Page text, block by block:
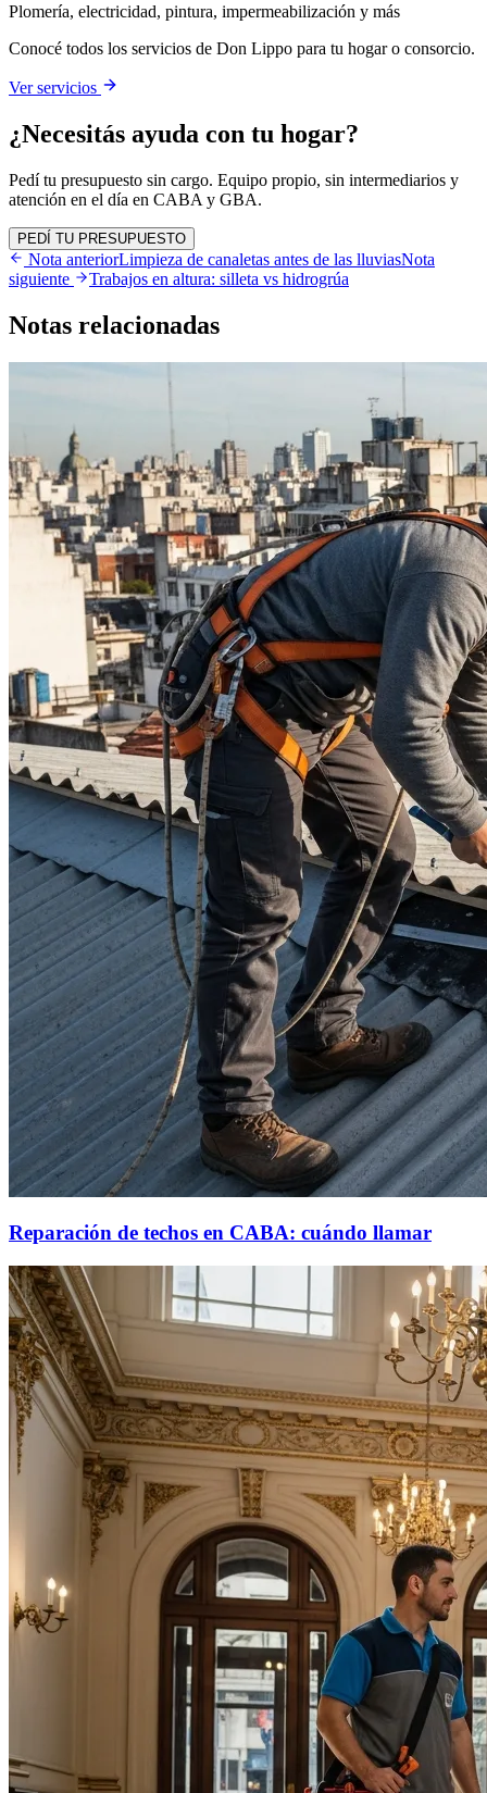
Plomería, electricidad, pintura, impermeabilización y más
Conocé todos los servicios de Don Lippo para tu hogar o consorcio.
Ver servicios
¿Necesitás ayuda con tu hogar?
Pedí tu presupuesto sin cargo. Equipo propio, sin intermediarios y
atención en el día en CABA y GBA.
PEDÍ TU PRESUPUESTO
Nota anteriorLimpieza de canaletas antes de las lluviasNota
siguiente
Trabajos en altura: silleta vs hidrogrúa
Notas relacionadas
Reparación de techos en CABA: cuándo llamar